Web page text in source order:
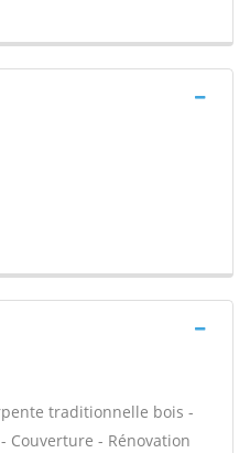
traditionnelle bois -
- Rénovation